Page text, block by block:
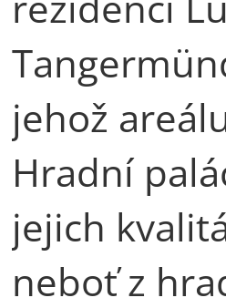
jehož
Hradní
jejich
neboť z